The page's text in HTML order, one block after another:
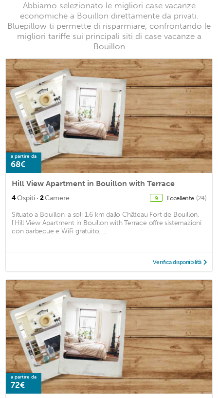
Abbiamo selezionato le migliori case vacanze
economiche a Bouillon direttamente da privati.
Bluepillow ti permette di risparmiare, confrontando le
migliori tariffe sui principali siti di case vacanze a
Bouillon
a partire da
68€
Hill View Apartment in Bouillon with Terrace
4Ospiti · 2Camere 9 Eccellente (24)
Situato a Bouillon, a soli 1,6 km dallo Château Fort de Bouillon,
l'Hill View Apartment in Bouillon with Terrace offre sistemazioni
con barbecue e WiFi gratuito. ...
Verifica disponibilità
a partire da
72€